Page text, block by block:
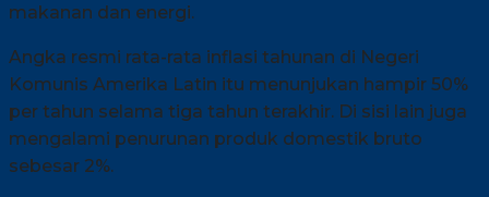
makanan dan energi.
Angka resmi rata-rata inflasi tahunan di Negeri
Komunis Amerika Latin itu menunjukan hampir 50%
per tahun selama tiga tahun terakhir. Di sisi lain juga
mengalami penurunan produk domestik bruto
sebesar 2%.